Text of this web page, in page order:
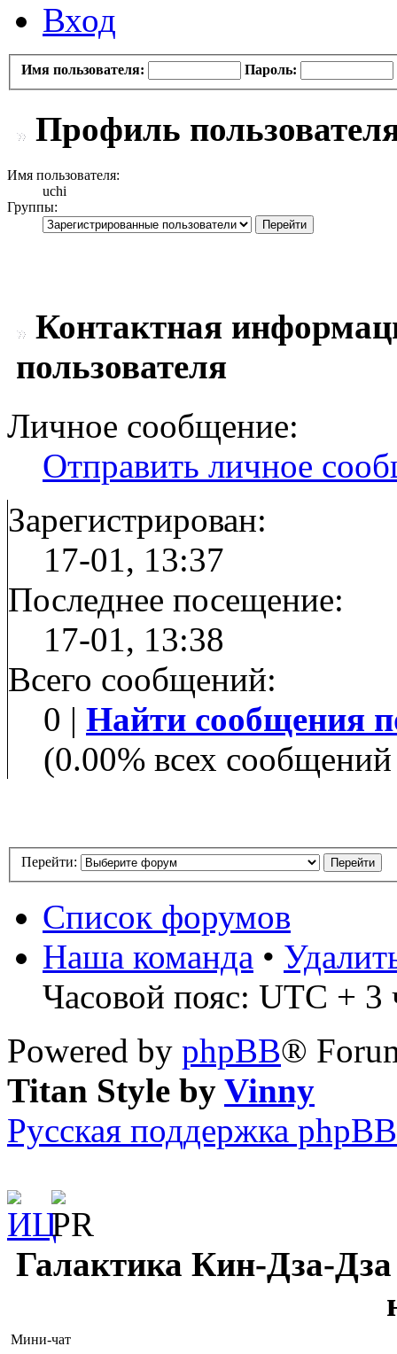
Вход
Имя пользователя: Пароль:
Профиль
Имя пользователя:
uchi
Группы:
Контактная
пользователя
Личное сообщение:
Отправить личное
Зарегистрирован:
17-01, 13:37
Последнее посещение:
17-01, 13:38
Всего сообщений:
0 | Найти сообщения
(0.00% всех
Перейти:
Список форумов
Наша команда •
Часовой пояс: UTC + 3
Powered by phpBB®
Titan Style by Vinny
Русская поддержка phpBB
Галактика Кин-Дза-Дза
Мини-чат